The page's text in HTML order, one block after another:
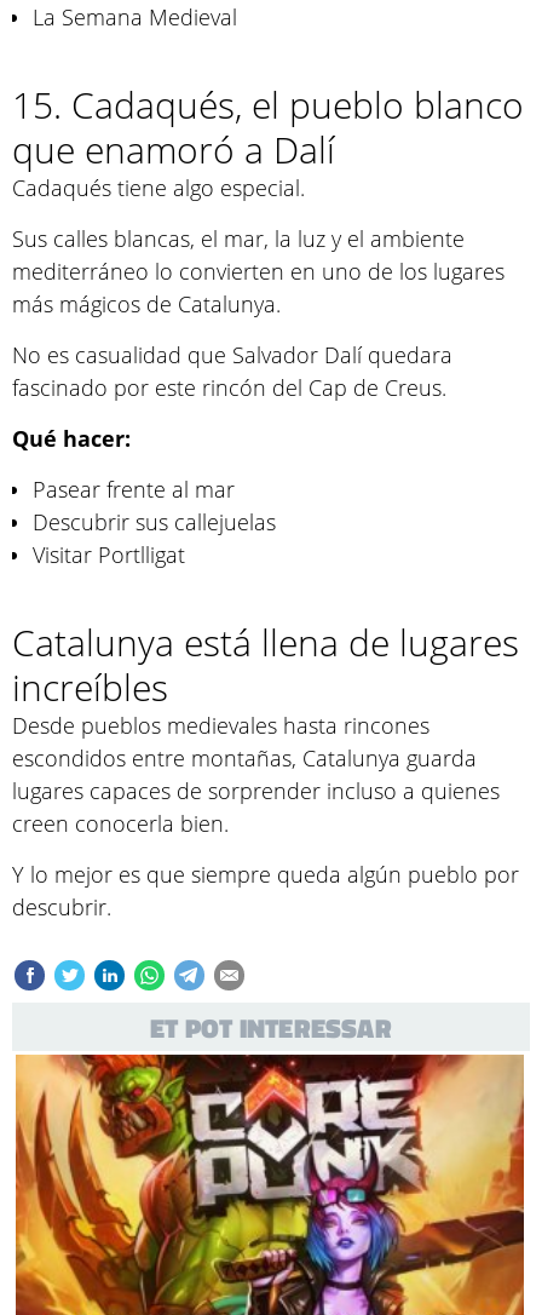
La Semana Medieval
15. Cadaqués, el pueblo blanco
que enamoró a Dalí
Cadaqués tiene algo especial.
Sus calles blancas, el mar, la luz y el ambiente
mediterráneo lo convierten en uno de los lugares
más mágicos de Catalunya.
No es casualidad que Salvador Dalí quedara
fascinado por este rincón del Cap de Creus.
Qué hacer:
Pasear frente al mar
Descubrir sus callejuelas
Visitar Portlligat
Catalunya está llena de lugares
increíbles
Desde pueblos medievales hasta rincones
escondidos entre montañas, Catalunya guarda
lugares capaces de sorprender incluso a quienes
creen conocerla bien.
Y lo mejor es que siempre queda algún pueblo por
descubrir.
ET POT INTERESSAR